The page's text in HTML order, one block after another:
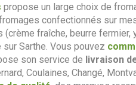
propose un large choix de
confectionnés sur
fraîche, beurre fermier,
Sarthe. Vous pouvez
son service de livraison
Coulaines, Changé,